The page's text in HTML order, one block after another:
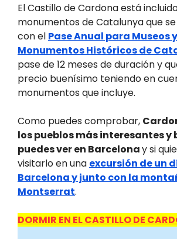
El Castillo de Cardona está
monumentos de Catalunya que
con el Pase Anual para Museos y
Monumentos Históricos de
pase de 12 meses de duración y
precio buenísimo teniendo en
monumentos que incluye.
Como puedes comprobar,
los pueblos más interesantes y
puedes ver en Barcelonay si
visitarlo en una excursión de un
Barcelona y junto con la
Montserrat.
DORMIR EN EL CASTILLO DE